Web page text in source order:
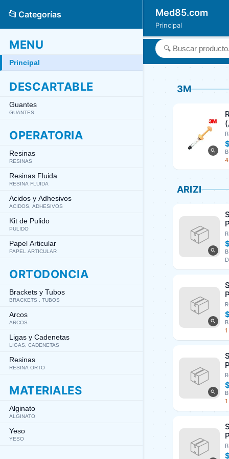
Med85.com
Principal
3M
ARIZI
📂 Categorías
MENU
Principal
DESCARTABLE
Guantes
GUANTES
OPERATORIA
Resinas
RESINAS
Resinas Fluida
RESINA FLUIDA
Acidos y Adhesivos
ACIDOS, ADHESIVOS
Kit de Pulido
PULIDO
Papel Articular
PAPEL ARTICULAR
ORTODONCIA
Brackets y Tubos
BRACKETS , TUBOS
Arcos
ARCOS
Ligas y Cadenetas
LIGAS, CADENETAS
Resinas
RESINA ORTO
MATERIALES
Alginato
ALGINATO
Yeso
YESO